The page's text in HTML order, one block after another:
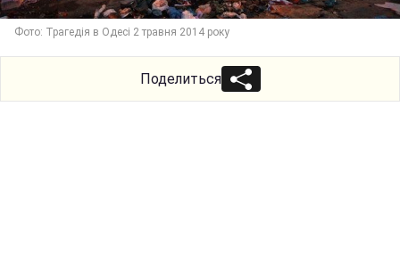
Фото: Трагедія в Одесі 2 травня 2014 року
Поделиться